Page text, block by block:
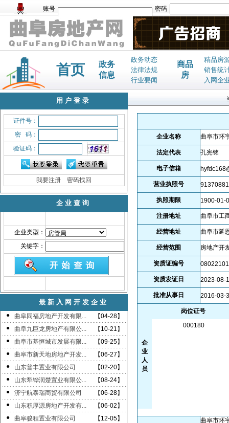
账号 密码
首页
政务
信息
政务动态
法律法规
行业要闻
商品
房
精品房
销售统
入网企
用户登录
证件号：
密 码：
验证码：
我要注册 密码找回
企业查询
企业类型：
关键字：
最新入网 开发企业
● 曲阜同福房地产开发有限...
【04-28】
●
曲阜九巨龙房地产有限公...
【10-21】
●
曲阜市基恒城市发展有限...
【09-25】
●
曲阜市新天地房地产开发...
【06-27】
●
山东普丰置业有限公司
【02-20】
●
山东犁铧润楚置业有限公...
【08-24】
●
济宁航泰瑞商贸有限公司
【06-28】
●
山东积厚源房地产开发有...
【06-02】
●
曲阜骏程置业有限公司
【12-05】
企业名称 曲阜市环
法定代表 孔宪铭
电子信箱
营业执照号
执照期限 1900-01-
注册地址 曲阜市工
经营地址 曲阜市延
经营范围 房地产开
资质证编号
资质发证日 2023-08-
批准从事日 2016-03-
企
业
人
员
岗位证号
000180
曲阜市环